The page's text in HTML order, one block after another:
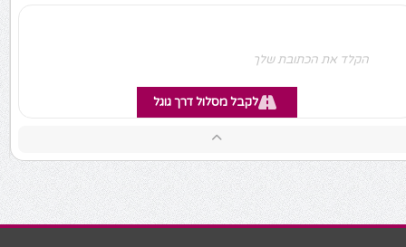
לקבל מסלול דרך גוגל